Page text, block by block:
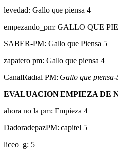
levedad: Gallo que piensa 4
empezando_pm: GALLO QUE
SABER-PM: Gallo que Piensa 5
zapatero pm: Gallo que piensa 4
CanalRadial PM: Gallo que piensa-
EVALUACION EMPIEZA DE
ahora no la pm: Empieza 4
DadoradepazPM: capitel 5
liceo_g: 5